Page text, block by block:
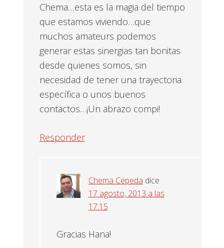
Chema…esta es la magia del tiempo
que estamos viviendo…que
muchos amateurs podemos
generar estas sinergias tan bonitas
desde quienes somos, sin
necesidad de tener una trayectoria
específica o unos buenos
contactos…¡Un abrazo compi!
Responder
Chema Cepeda dice
17 agosto, 2013 a las
17:15
Gracias Hana!